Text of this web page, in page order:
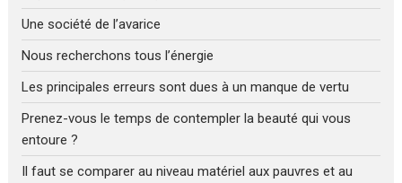
Une société de l’avarice
Nous recherchons tous l’énergie
Les principales erreurs sont dues à un manque de vertu
Prenez-vous le temps de contempler la beauté qui vous
entoure ?
Il faut se comparer au niveau matériel aux pauvres et au